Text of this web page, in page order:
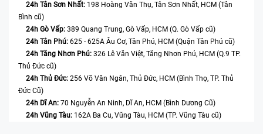
24h Tân Sơn Nhất: 198 Hoàng Văn Thụ, Tân Sơn Nhất, HCM (Tân
Bình cũ)
24h Gò Vấp: 389 Quang Trung, Gò Vấp, HCM (Q. Gò Vấp cũ)
24h Tân Phú: 625 - 625A Âu Cơ, Tân Phú, HCM (Quận Tân Phú cũ)
24h Tăng Nhơn Phú: 326 Lê Văn Việt, Tăng Nhơn Phú, HCM (Q.9 TP.
Thủ Đức cũ)
24h Thủ Đức: 256 Võ Văn Ngân, Thủ Đức, HCM (Bình Thọ, TP. Thủ
Đức Cũ)
24h Dĩ An: 70 Nguyễn An Ninh, Dĩ An, HCM (Bình Dương Cũ)
24h Vũng Tàu: 162A Ba Cu, Vũng Tàu, HCM (TP. Vũng Tàu cũ)